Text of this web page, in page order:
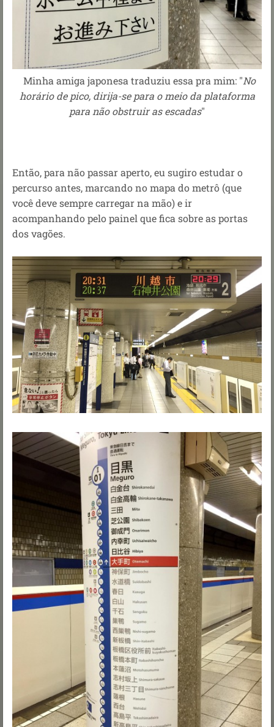
Minha amiga japonesa traduziu essa pra mim: "No
horário de pico, dirija-se para o meio da plataforma
para não obstruir as escadas"
Então, para não passar aperto, eu sugiro estudar o
percurso antes, marcando no mapa do metrô (que
você deve sempre carregar na mão) e ir
acompanhando pelo painel que fica sobre as portas
dos vagões.